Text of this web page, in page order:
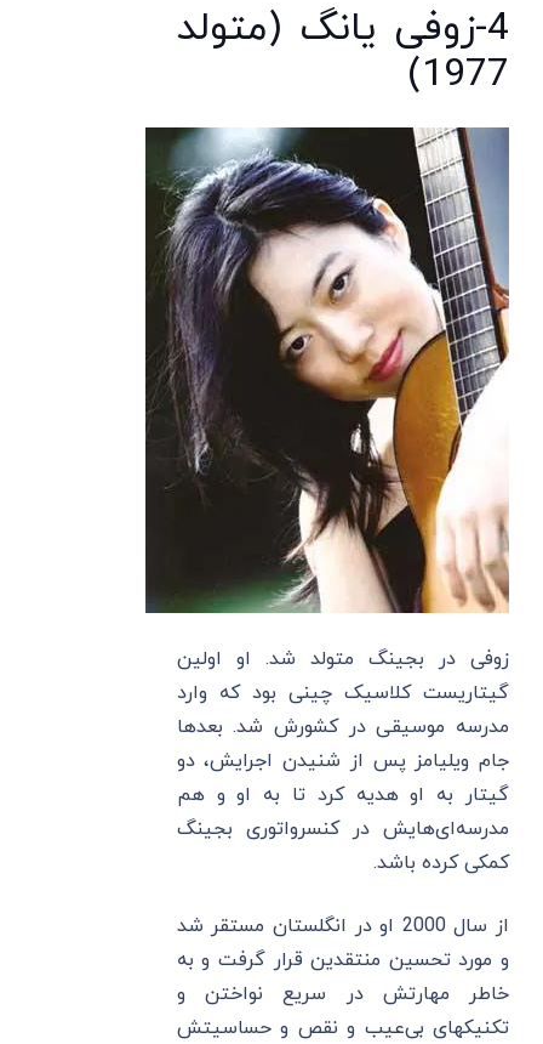
4-زوفی یانگ (متولد
1977)
زوفی در بجینگ متولد شد. او اولین
گیتاریست کلاسیک چینی بود که وارد
مدرسه موسیقی در کشورش شد. بعدها
جام ویلیامز پس از شنیدن اجرایش، دو
گیتار به او هدیه کرد تا به او و هم
مدرسه‌ای‌هایش در کنسرواتوری بجینگ
کمکی کرده باشد.
از سال 2000 او در انگلستان مستقر شد
و مورد تحسین منتقدین قرار گرفت و به
خاطر مهارتش در سریع نواختن و
تکنیکهای بی‌عیب و نقص و حساسیتش